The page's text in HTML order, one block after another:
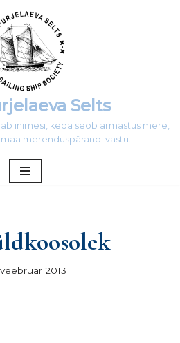
Selts
inimesi, keda seob armastus mere,
merenduspärandi vastu.
2013